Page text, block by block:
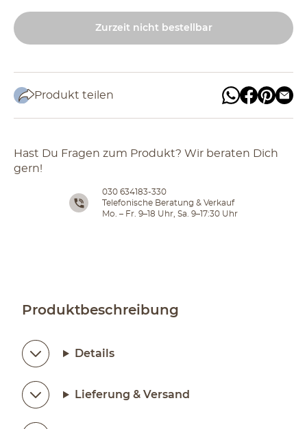
Zurzeit nicht bestellbar
Produkt teilen
Hast Du Fragen zum Produkt? Wir beraten Dich
gern!
030 634183-330
Telefonische Beratung & Verkauf
Mo. – Fr. 9–18 Uhr, Sa. 9–17:30 Uhr
Produktbeschreibung
Details
Lieferung & Versand